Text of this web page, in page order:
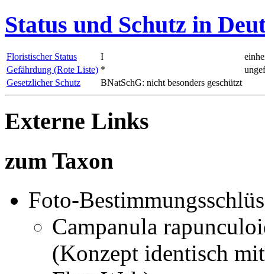
Status und Schutz in
Floristischer Status I
Gefährdung (Rote Liste) *
Gesetzlicher Schutz
BNatSchG: nicht besonders geschützt
Externe Links
zum Taxon
Foto-
Campanula
(Konzept identisch